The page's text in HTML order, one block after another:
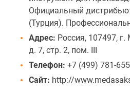
Официальный
(Турция).
Адрес: Россия, 107497,
д. 7, стр. 2, пом. III
Телефон: +7 (499) 781-
Сайт: http://